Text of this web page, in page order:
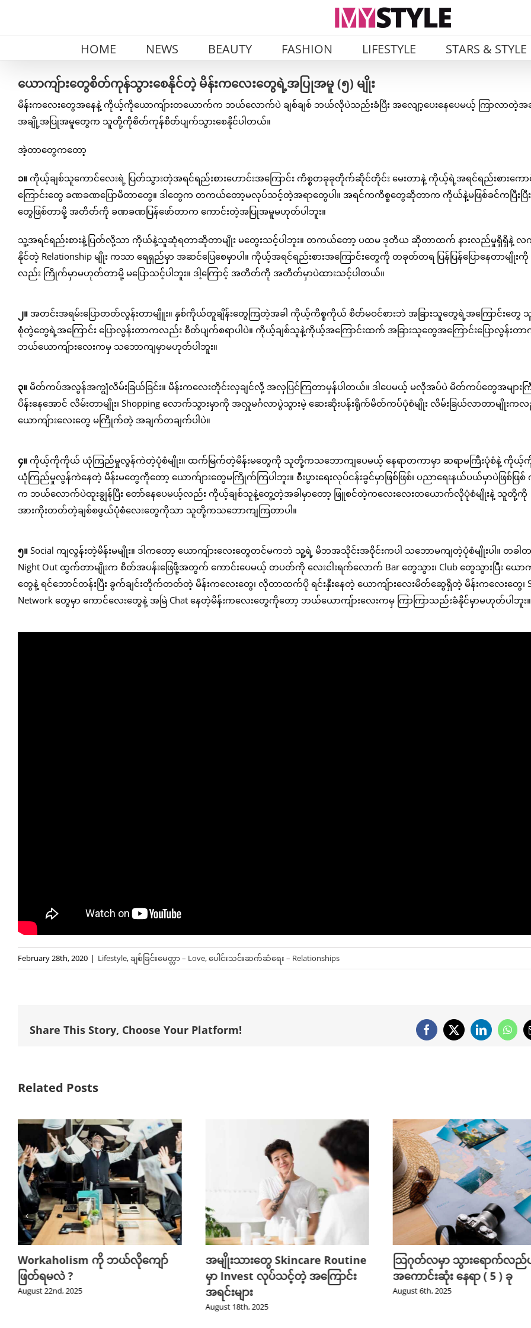
HOME NEWS BEAUTY FASHION LIFESTYLE STARS & STYLE
ယောကျ်ားတွေစိတ်ကုန်သွားစေနိုင်တဲ့ မိန်းကလေးတွေရဲ့အပြုအမူ (၅) မျိုး
မိန်းကလေးတွေအနေနဲ့ ကိုယ့်ကိုယောကျ်ားတယောက်က ဘယ်လောက်ပဲ ချစ်ချစ် ဘယ်လိုပဲသည်းခံပြီး အလျော့ပေးနေပေမယ့် ကြာလာတဲ့အ
အချို့အပြုအမူတွေက သူတို့ကိုစိတ်ကုန်စိတ်ပျက်သွားစေနိုင်ပါတယ်။
အဲ့တာတွေကတော့
၁။ ကိုယ့်ချစ်သူကောင်လေးရဲ့ ပြတ်သွားတဲ့အရင်ရည်းစားဟောင်းအကြောင်း ကိစ္စတခုခုတိုက်ဆိုင်တိုင်း မေးတာနဲ့ ကိုယ့်ရဲ့အရင်ရည်းစားကော
ကြောင်းတွေ ခဏခဏပြောမိတာတွေ။ ဒါတွေက တကယ်တော့မလုပ်သင့်တဲ့အရာတွေပါ။ အရင်ကကိစ္စတွေဆိုတာက ကိုယ်နဲ့မဖြစ်ခင်ကပြီးပြီး
တွေဖြစ်တာမို့ အတိတ်ကို ခဏခဏပြန်ဖော်တာက ကောင်းတဲ့အပြုအမူမဟုတ်ပါဘူး။
သူ့အရင်ရည်းစားနဲ့ပြတ်လို့သာ ကိုယ်နဲ့သူဆုံရတာဆိုတာမျိုး မတွေးသင့်ပါဘူး။ တကယ်တော့ ပထမ ဒုတိယ ဆိုတာထက် နားလည်မှုရှိရှိနဲ့
နိုင်တဲ့ Relationship မျိုး ကသာ ရေရှည်မှာ အဆင်ပြေစေမှာပါ။ ကိုယ့်အရင်ရည်းစားအကြောင်းတွေကို တခုတ်တရ ပြန်ပြန်ပြောနေတာမျိုး
လည်း ကြိုက်မှာမဟုတ်တာမို့ မပြောသင့်ပါဘူး။ ဒါ့ကြောင့် အတိတ်ကို အတိတ်မှာပဲထားသင့်ပါတယ်။
၂။ အတင်းအရမ်းပြောတတ်လွန်းတာမျိူး။ နှစ်ကိုယ်တူချိန်းတွေကြတဲ့အခါ ကိုယ့်ကိစ္စကိုယ် စိတ်မဝင်စားဘဲ အခြားသူတွေရဲ့အကြောင်းတွေ သူ
စုံတွဲတွေရဲ့အကြောင်း ပြောလွန်းတာကလည်း စိတ်ပျက်စရာပါပဲ။ ကိုယ့်ချစ်သူနဲ့ကိုယ့်အကြောင်းထက် အခြားသူတွေအကြောင်းပြောလွန်းတ
ဘယ်ယောကျ်ားလေးကမှ သဘောကျမှာမဟုတ်ပါဘူး။
၃။ မိတ်ကပ်အလွန်အကျွံလိမ်းခြယ်ခြင်း။ မိန်းကလေးတိုင်းလှချင်လို့ အလှပြင်ကြတာမှန်ပါတယ်။ ဒါပေမယ့် မလိုအပ်ပဲ မိတ်ကပ်တွေအများက
ပိန်းနေအောင် လိမ်းတာမျိုး၊ Shopping လောက်သွားမှာကို အလှူမင်္ဂလာပွဲသွားမဲ့ ဆေးဆိုးပန်းရိုက်မိတ်ကပ်ပုံစံမျိုး လိမ်းခြယ်လာတာမျိုးက
ယောကျ်ားလေးတွေ မကြိုက်တဲ့ အချက်တချက်ပါပဲ။
၄။ ကိုယ့်ကိုကိုယ် ယုံကြည်မှုလွန်ကဲတဲ့ပုံစံမျိုး။ ထက်မြက်တဲ့မိန်းမတွေကို သူတို့ကသဘောကျပေမယ့် နေရာတကာမှာ ဆရာမကြီးပုံစံနဲ့ ကို
ယုံကြည်မှုလွန်ကဲနေတဲ့ မိန်းမတွေကိုတော့ ယောက်ျားတွေမကြိုက်ကြပါဘူး။ စီးပွားရေးလုပ်ငန်းခွင်မှာဖြစ်ဖြစ်၊ ပညာရေးနယ်ပယ်မှာပဲဖြစ်ဖြ
က ဘယ်လောက်ပဲထူးချွန်ပြီး တော်နေပေမယ့်လည်း ကိုယ့်ချစ်သူနဲ့တွေ့တဲ့အခါမှာတော့ ဖြူစင်တဲ့ကလေးလေးတယောက်လိုပုံစံမျိုးနဲ့ သူတို့ကို
အားကိုးတတ်တဲ့ချစ်စဖွယ်ပုံစံလေးတွေကိုသာ သူတို့ကသဘောကျကြတာပါ။
၅။ Social ကျလွန်းတဲ့မိန်းမမျိုး။ ဒါကတော့ ယောကျ်ားလေးတွေတင်မကဘဲ သူ့ရဲ့ မိဘအသိုင်းအဝိုင်းကပါ သဘောမကျတဲ့ပုံစံမျိုးပါ။ တခါ
Night Out ထွက်တာမျိုးက စိတ်အပန်းဖြေဖို့အတွက် ကောင်းပေမယ့် တပတ်ကို လေးငါးရက်လောက် Bar တွေသွား၊ Club တွေသွားပြီး ယောက
တွေနဲ့ ရင်ဘောင်တန်းပြီး ခွက်ချင်းတိုက်တတ်တဲ့ မိန်းကလေးတွေ၊ လိုတာထက်ပို ရင်းနှီးနေတဲ့ ယောကျ်ားလေးမိတ်ဆွေရှိတဲ့ မိန်းကလေးတွေ၊
Network တွေမှာ ကောင်လေးတွေနဲ့ အမြဲ Chat နေတဲ့မိန်းကလေးတွေကိုတော့ ဘယ်ယောကျ်ားလေးကမှ ကြာကြာသည်းခံနိုင်မှာမဟုတ်ပါဘူး။
February 28th, 2020 | Lifestyle,ချစ်ခြင်းမေတ္တာ – Love,ပေါင်းသင်းဆက်ဆံရေး – Relationships
Share This Story, Choose Your Platform! Facebook
X LinkedIn
Related Posts
Workaholism ကို ဘယ်လိုကျော်
ဖြတ်ရမလဲ ?
August 22nd, 2025
အမျိုးသားတွေ Skincare Routine
မှာ Invest လုပ်သင့်တဲ့ အကြောင်း
အရင်းများ
August 18th, 2025
သြဂုတ်လမှာ သွားရောက်လ
အကောင်းဆုံး နေရာ ( 5 ) ခု
August 6th, 2025